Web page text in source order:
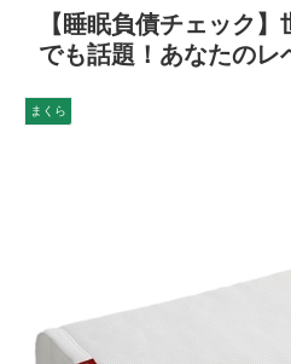
【睡眠負債チェック
でも話題！あなたのレ
まくら